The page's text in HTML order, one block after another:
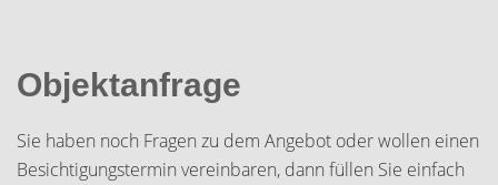
Objektanfrage
Sie haben noch Fragen zu dem Angebot oder wollen einen
Besichtigungstermin vereinbaren, dann füllen Sie einfach